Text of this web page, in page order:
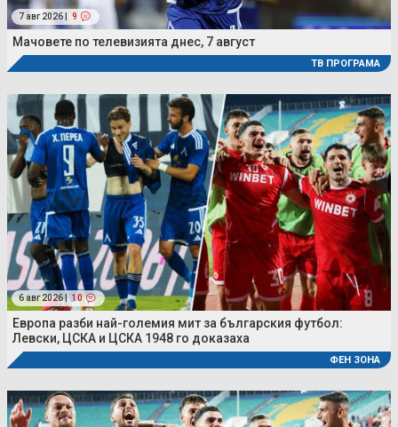
7 авг 2026 | 9
Мачовете по телевизията днес, 7 август
ТВ ПРОГРАМА
6 авг 2026 | 10
Европа разби най-големия мит за българския футбол:
Левски, ЦСКА и ЦСКА 1948 го доказаха
ФЕН ЗОНА